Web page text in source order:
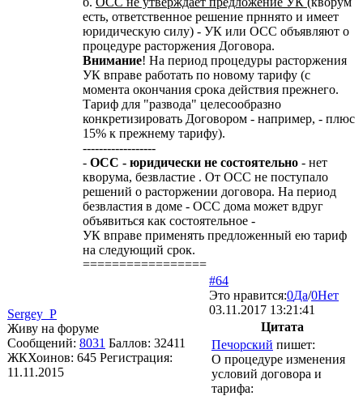
есть, ответственное решение прннято и имеет
юридическую силу) - УК или ОСС объявляют о
процедуре расторжения Договора.
Внимание! На период процедуры расторжения
УК вправе работать по новому тарифу (с
момента окончания срока действия прежнего.
Тариф для "развода" целесообразно
конкретизировать Договором - например, - плюс
15% к прежнему тарифу).
------------------
- ОСС - юридически не состоятельно - нет
кворума, безвластие . От ОСС не поступало
решений о расторжении договора. На период
безвластия в доме - ОСС дома может вдруг
объявиться как состоятельное -
УК вправе применять предложенный ею тариф
на следующий срок.
=================
Sergey_P
Живу на форуме
Сообщений: 8031 Баллов: 32411
ЖКХоинов: 645 Регистрация:
11.11.2015
#64
Это нравится:0Да/0Нет
03.11.2017 13:21:41
Цитата
Печорский пишет:
О процедуре изменения
условий договора и
тарифа: